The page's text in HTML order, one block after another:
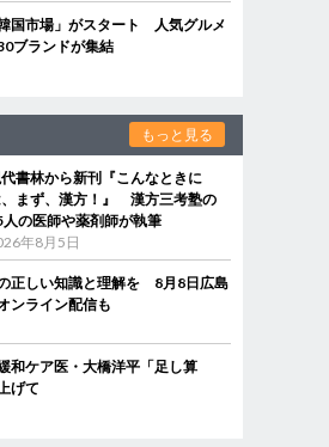
国市場」がスタート 人気グルメ
ブランドが集結
もっと見る
書林から新刊『こんなときに
まず、漢方！』 漢方三考塾の
人の医師や薬剤師が執筆
年8月5日
正しい知識と理解を 8月8日広島
ンライン配信も
和ケア医・大橋洋平「足し算
げて